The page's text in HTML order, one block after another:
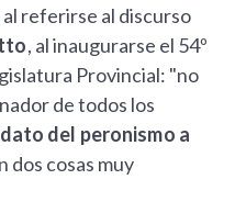
referirse al discurso
, al inaugurarse el 54º
Provincial: "no
de todos los
del peronismo a
dos cosas muy